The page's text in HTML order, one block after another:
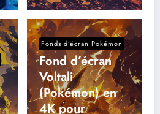
Fonds d’écran Pokémon
Fond d’écran
Voltali
(Pokémon) en
4K pour